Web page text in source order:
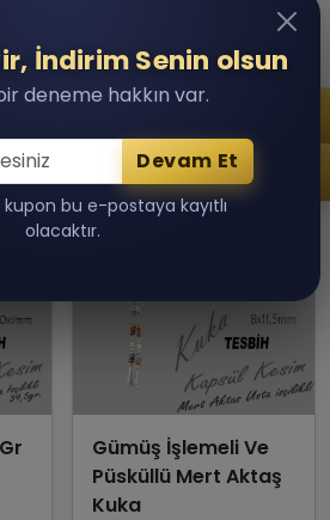
Sepete Ekle
Gümüş İşlemeli Ve
Püsküllü Mert Aktaş
Kuka
İndirim Senin olsun
deneme hakkın var.
Devam Et
kupon bu e-postaya kayıtlı
olacaktır.